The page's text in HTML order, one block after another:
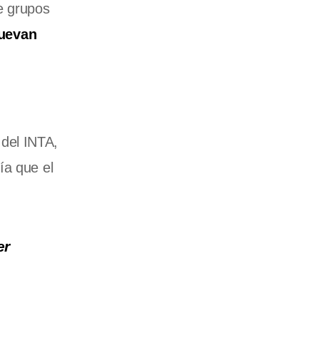
grupos
INTA,
que el